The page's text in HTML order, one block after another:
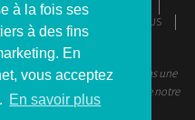
à la fois ses
à des fins
En
vous acceptez
En savoir plus
MENTIONS LÉGALES
REJOIGNEZ-NOUS
CONTACTEZ-NOUS
AbracadaRoom n’est pas une
service pour les utilisateurs de notre